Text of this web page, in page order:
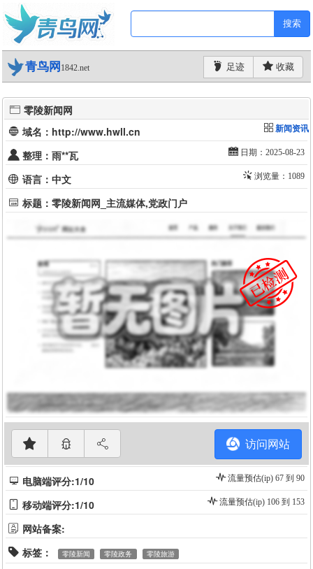
搜索
青鸟网 1842.net 足迹 收藏
零陵新闻网
域名：http://www.hwll.cn
新闻资讯
整理：雨**瓦 日期：2025-08-23
语言：中文 浏览量：1089
标题：零陵新闻网_主流媒体,党政门户
访问网站
电脑端评分:1/10 流量预估(ip) 67 到 90
移动端评分:1/10 流量预估(ip) 106 到 153
网站备案:
标签：
零陵新闻 零陵政务 零陵旅游